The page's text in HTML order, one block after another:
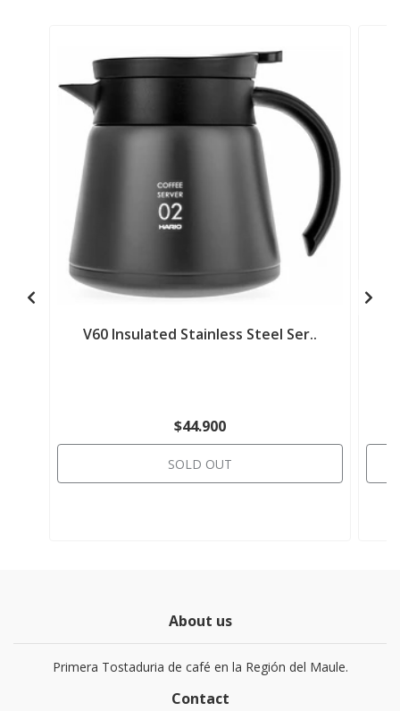
V60 Insulated Stainless Steel Ser..
$44.900
SOLD OUT
About us
Primera Tostaduria de café en la Región del Maule.
Contact